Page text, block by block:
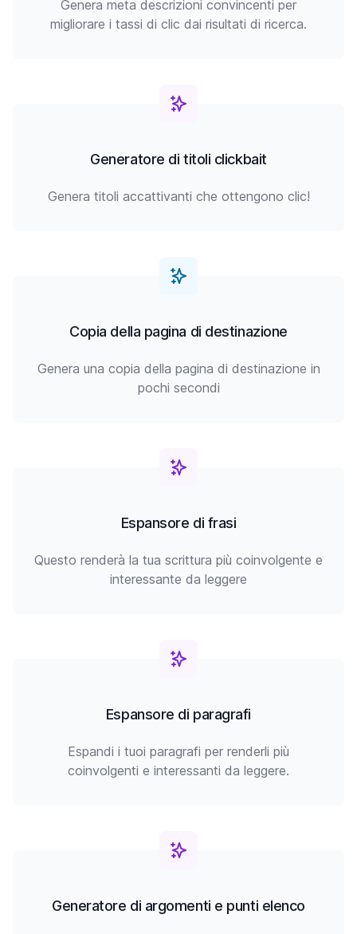
Genera meta descrizioni convincenti per
migliorare i tassi di clic dai risultati di ricerca.
Generatore di titoli clickbait
Genera titoli accattivanti che ottengono clic!
Copia della pagina di destinazione
Genera una copia della pagina di destinazione in
pochi secondi
Espansore di frasi
Questo renderà la tua scrittura più coinvolgente e
interessante da leggere
Espansore di paragrafi
Espandi i tuoi paragrafi per renderli più
coinvolgenti e interessanti da leggere.
Generatore di argomenti e punti elenco